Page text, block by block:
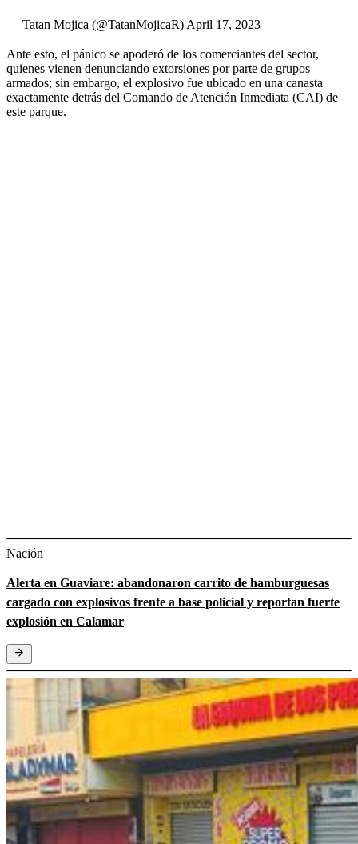
— Tatan Mojica (@TatanMojicaR) April 17, 2023
Ante esto, el pánico se apoderó de los comerciantes del sector,
quienes vienen denunciando extorsiones por parte de grupos
armados; sin embargo, el explosivo fue ubicado en una canasta
exactamente detrás del Comando de Atención Inmediata (CAI) de
este parque.
Nación
Alerta en Guaviare: abandonaron carrito de hamburguesas
cargado con explosivos frente a base policial y reportan fuerte
explosión en Calamar